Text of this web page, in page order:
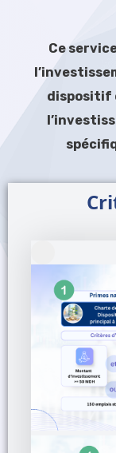
Ce
dispositif